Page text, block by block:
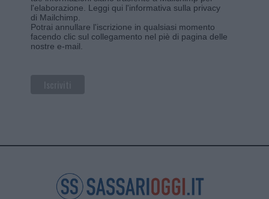
l'elaborazione. Leggi qui l'informativa sulla privacy
di Mailchimp
Potrai annullare l'iscrizione in qualsiasi momento
facendo clic sul collegamento nel piè di pagina delle
nostre e-mail.